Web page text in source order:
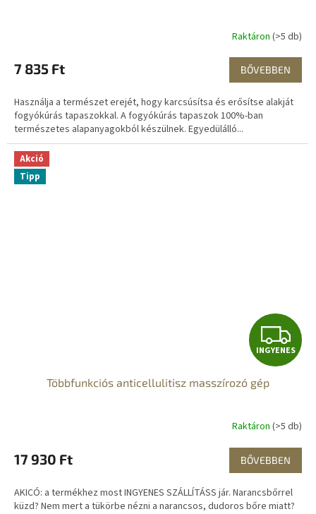
Raktáron (>5 db)
7 835 Ft BŐVEBBEN
Használja a természet erejét, hogy karcsúsítsa és erősítse alakját
fogyókúrás tapaszokkal. A fogyókúrás tapaszok 100%-ban
természetes alapanyagokból készülnek. Egyedülálló...
Akció
Tipp
I
N
Y
E
N
INGYENES
Többfunkciós anticellulitisz masszírozó gép
Raktáron (>5 db)
17 930 Ft BŐVEBBEN
AKICÓ: a termékhez most INGYENES SZÁLLÍTÁSS jár. Narancsbőrrel
küzd? Nem mert a tükörbe nézni a narancsos, dudoros bőre miatt?